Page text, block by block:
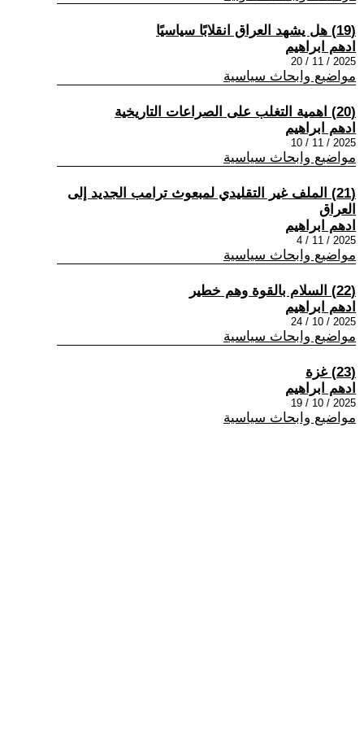
(19) هل يشهد العراق انقلابًا سياسيًا
ادهم ابراهيم
2025 / 11 / 20
مواضيع وابحاث سياسية
(20) اهمية التغلب على الصراعات التاريخية
ادهم ابراهيم
2025 / 11 / 10
مواضيع وابحاث سياسية
(21) الملف غير التقليدي لمبعوث ترامب الجديد إلى
العراق
ادهم ابراهيم
2025 / 11 / 4
مواضيع وابحاث سياسية
(22) السلام بالقوة وهم خطير
ادهم ابراهيم
2025 / 10 / 24
مواضيع وابحاث سياسية
(23) غزة
ادهم ابراهيم
2025 / 10 / 19
مواضيع وابحاث سياسية